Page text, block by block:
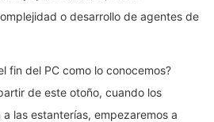
o desarrollo de agentes de
fin del PC como lo conocemos?
de este otoño, cuando los
las estanterías, empezaremos a